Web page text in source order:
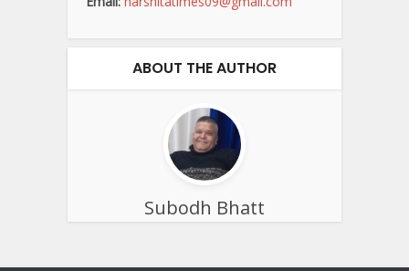
ABOUT THE AUTHOR
Subodh Bhatt